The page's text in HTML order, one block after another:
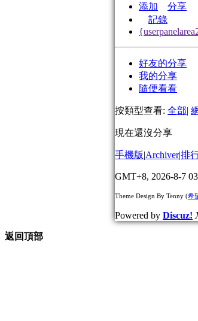
添加
分享
記錄
好友的分享
我的分享
隨便看看
按類型查看: 全部|
現在還沒分享
手機版|Archiver|排
GMT+8, 2026-8-7
Theme Design By Tenny (希
Powered by Discuz!
返回頂部